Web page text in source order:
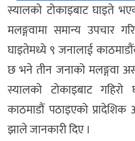
स्यालको टोकाइबाट घाइते
मलङ्गवामा समान्य उपचार
घाइतेमध्ये ९ जनालाई
छ भने तीन जनाको मलङ्गवा
स्यालको टोकाइबाट
काठमाडौं पठाइएको
झाले जानकारी दिए ।